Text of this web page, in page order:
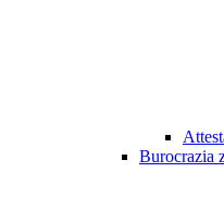
Burocrazia